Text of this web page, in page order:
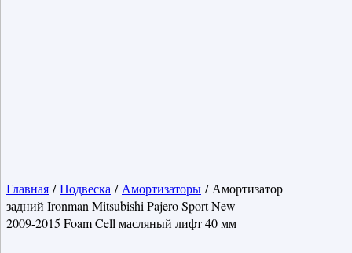
Главная /Подвеска / Амортизаторы / Амортизатор
задний Ironman Mitsubishi Pajero Sport New
2009-2015 Foam Cell масляный лифт 40 мм